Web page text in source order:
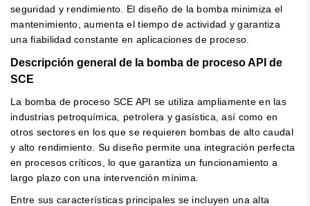
seguridad y rendimiento. El diseño de la bomba minimiza el
mantenimiento, aumenta el tiempo de actividad y garantiza
una fiabilidad constante en aplicaciones de proceso.
Descripción general de la bomba de proceso API de
SCE
La bomba de proceso SCE API se utiliza ampliamente en las
industrias petroquímica, petrolera y gasística, así como en
otros sectores en los que se requieren bombas de alto caudal
y alto rendimiento. Su diseño permite una integración perfecta
en procesos críticos, lo que garantiza un funcionamiento a
largo plazo con una intervención mínima.
Entre sus características principales se incluyen una alta